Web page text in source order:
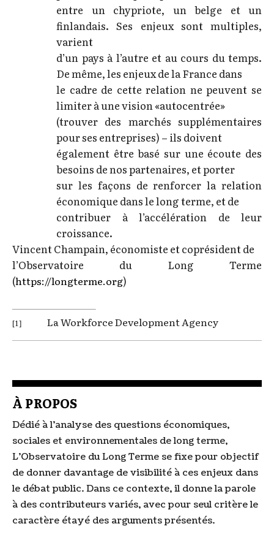
entre un chypriote, un belge et un
finlandais. Ses enjeux sont multiples,
varient
d’un pays à l’autre et au cours du temps.
De même, les enjeux de la France dans
le cadre de cette relation ne peuvent se
limiter à une vision «autocentrée»
(trouver des marchés supplémentaires
pour ses entreprises) – ils doivent
également être basé sur une écoute des
besoins de nos partenaires, et porter
sur les façons de renforcer la relation
économique dans le long terme, et de
contribuer à l’accélération de leur
croissance.
Vincent Champain, économiste et coprésident de
l’Observatoire du Long Terme
(https://longterme.org)
[1] La Workforce Development Agency
À PROPOS
Dédié à l'analyse des questions économiques,
sociales et environnementales de long terme,
L'Observatoire du Long Terme se fixe pour objectif
de donner davantage de visibilité à ces enjeux dans
le débat public. Dans ce contexte, il donne la parole
à des contributeurs variés, avec pour seul critère le
caractère étayé des arguments présentés.